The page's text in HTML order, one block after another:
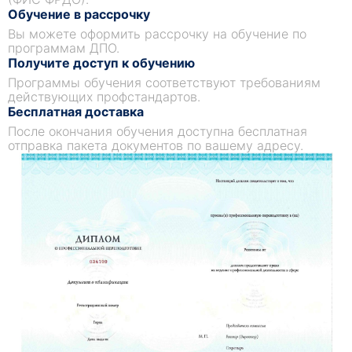
Материалы, применяемые в ортопедической стоматологии
Материалы, используемые в ортопедической
стоматологии, играют важную роль в
достижении оптимальных результатов для
пациентов. Стоматологи-ортопеды используют
различные материалы, такие как металлы,
керамика и полимеры, для создания
ортодонтических аппаратов и устройств. Такие
металлы, как нержавеющая сталь и титан,
широко используются в ортопедической
долговечности.
Травмы и дефекты челюстно-лицевой
привести к деформации лица, ухудшению
зрения, затруднению речи и приема пищи.
Кроме того, дефекты челюстно-лицевой
Обучение в рассрочку
Вы можете оформить рассрочку на обучение по
программам ДПО.
Получите доступ к обучению
Программы обучения соответствуют требованиям
действующих профстандартов.
Бесплатная доставка
После окончания обучения доступна бесплатная
отправка пакета документов по вашему адресу.